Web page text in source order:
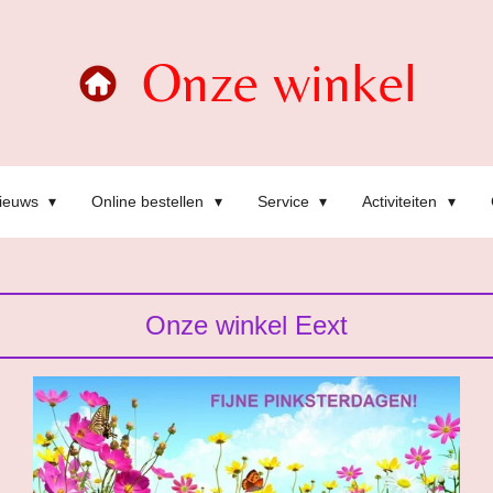
Onze winkel
Online bestellen Service Activiteiten
Onze winkel Eext